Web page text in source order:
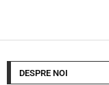
DESPRE NOI